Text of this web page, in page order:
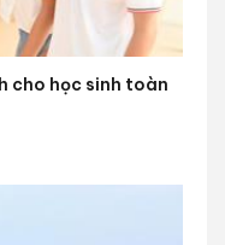
cho học sinh toàn